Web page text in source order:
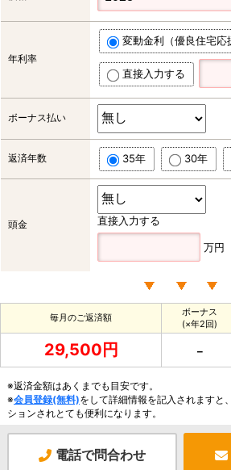
年利率
変動金利（優良住宅応
直接入力する
ボーナス払い
返済年数 35年 30年
頭金 直接入力する
万円
毎月のご返済額
ボーナス
(×年2回)
29,500円 －
※返済金額はあくまでも目安です。
※会員登録(無料)をして詳細情報を記入されますと
ションされとても便利になります。
電話で問合わせ